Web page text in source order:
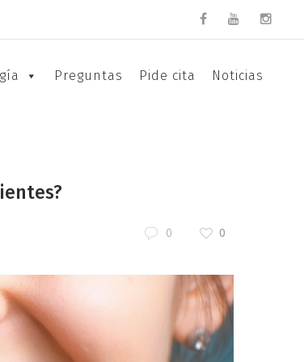
Preguntas Pide cita Noticias
0 0